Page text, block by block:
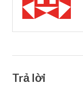
Trả lời